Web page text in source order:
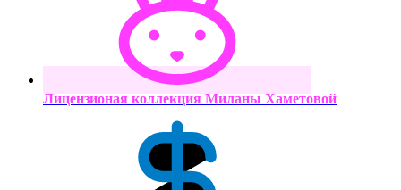
Лицензионая коллекция Миланы Хаметовой